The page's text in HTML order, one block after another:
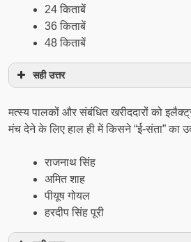
24 किताबें
36 किताबें
48 किताबें
सही उत्तर
मत्‍स्‍य पालकों और संबंधित खरीददारों को
मंच देने के लिए हाल ही में किसने “ई-संता” का
राजनाथ सिंह
अमित शाह
पीयूष गोयल
हरदीप सिंह पूरी